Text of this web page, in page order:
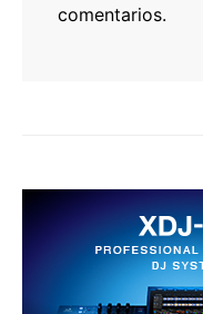
comentarios.